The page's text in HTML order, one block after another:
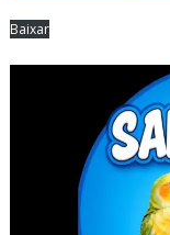
Baixar